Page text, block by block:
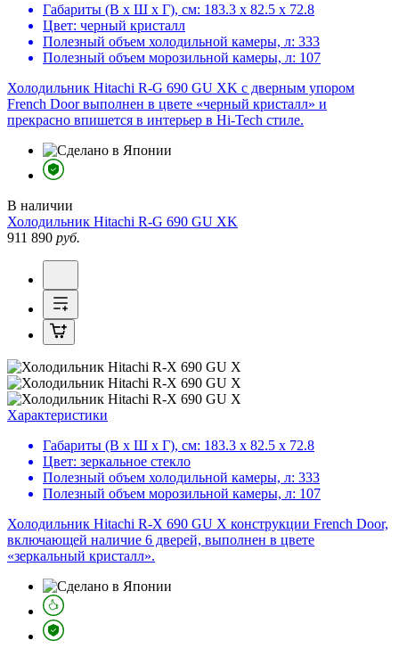
Габариты (В х Ш х Г), см: 183.3 х 82.5 х 72.8
Цвет: черный кристалл
Полезный объем холодильной камеры, л: 333
Полезный объем морозильной камеры, л: 107
Холодильник Hitachi R-G 690 GU XK с дверным упором
French Door выполнен в цвете «черный кристалл» и
прекрасно впишется в интерьер в Hi-Tech стиле.
В наличии
Холодильник Hitachi R-G 690 GU XK
911 890 руб.
Характеристики
Габариты (В х Ш х Г), см: 183.3 х 82.5 х 72.8
Цвет: зеркальное стекло
Полезный объем холодильной камеры, л: 333
Полезный объем морозильной камеры, л: 107
Холодильник Hitachi R-X 690 GU X конструкции French Door,
включающей наличие 6 дверей, выполнен в цвете
«зеркальный кристалл».